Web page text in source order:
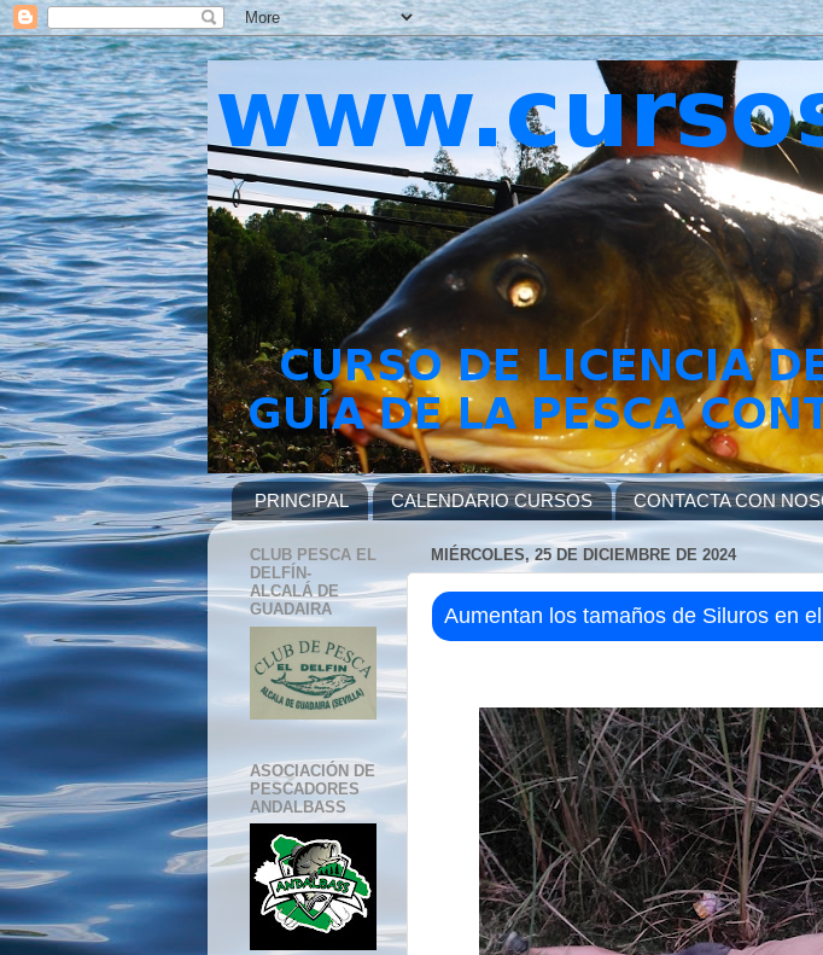
PRINCIPAL CALENDARIO CURSOS CONTACTA CON
MIÉRCOLES, 25 DE DICIEMBRE DE 2024
Aumentan los tamaños de Siluros en
CLUB PESCA EL
DELFÍN-
ALCALÁ DE
GUADAIRA
ASOCIACIÓN DE
PESCADORES
ANDALBASS